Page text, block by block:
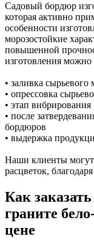
Садовый бордюр
которая активно
особенности
морозостойкие
повышенной
изготовления можно
• заливка
• опрессовка
• этап вибрирования
• после
бордюров
• выдержка
Наши клиенты
расцветок,
Как
граните
цене